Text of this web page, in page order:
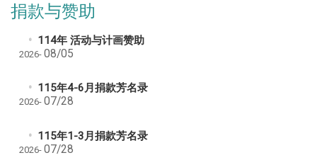
捐款与赞助
114年 活动与计画赞助
2026- 08/05
115年4-6月捐款芳名录
2026- 07/28
115年1-3月捐款芳名录
2026- 07/28